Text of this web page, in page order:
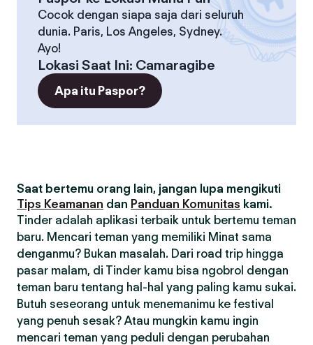
Cocok dengan siapa saja dari seluruh
dunia. Paris, Los Angeles, Sydney.
Ayo!
Lokasi Saat Ini: Camaragibe
Apa itu Paspor?
Saat bertemu orang lain, jangan lupa mengikuti
Tips Keamanan dan Panduan Komunitas kami.
Tinder adalah aplikasi terbaik untuk bertemu teman
baru. Mencari teman yang memiliki Minat sama
denganmu? Bukan masalah. Dari road trip hingga
pasar malam, di Tinder kamu bisa ngobrol dengan
teman baru tentang hal-hal yang paling kamu sukai.
Butuh seseorang untuk menemanimu ke festival
yang penuh sesak? Atau mungkin kamu ingin
mencari teman yang peduli dengan perubahan